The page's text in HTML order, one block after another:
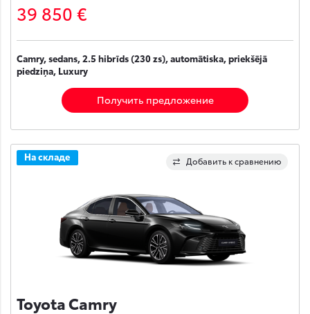
39 850 €
Camry, sedans, 2.5 hibrīds (230 zs), automātiska, priekšējā
piedziņa, Luxury
Получить предложение
Добавить к сравнению
На складе
Toyota Camry